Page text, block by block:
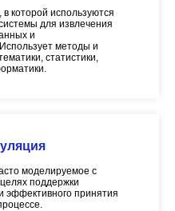
которой используются
для извлечения
и
методы и
статистики,
моделируемое с
поддержки
эффективного принятия